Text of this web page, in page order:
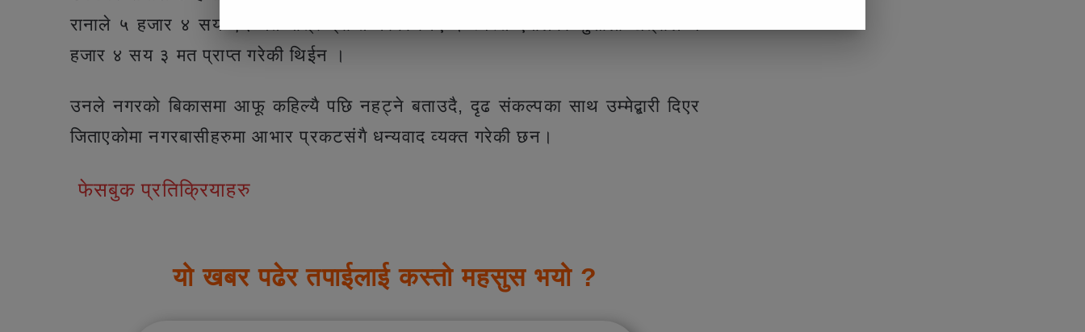
रानाले ५ हजार ४ सय ९२ मत मात्र प्राप्त गरेका थिए । त्यस्तै एमालेकी सुशीला खत्रीले ५
हजार ४ सय ३ मत प्राप्त गरेकी थिईन ।
उनले नगरको बिकासमा आफू कहिल्यै पछि नहट्ने बताउदै, दृढ संकल्पका साथ उम्मेद्बारी दिएर
जिताएकोमा नगरबासीहरुमा आभार प्रकटसंगै धन्यवाद व्यक्त गरेकी छन।
फेसबुक प्रतिक्रियाहरु
यो खबर पढेर तपाईलाई कस्तो महसुस भयो ?